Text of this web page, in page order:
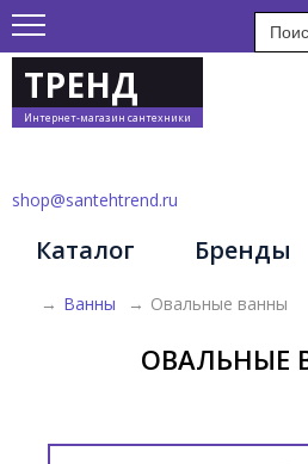
ТРЕНД
Интернет-магазин сантехники
shop@santehtrend.ru
Каталог Бренды
→ Ванны → Овальные ванны
ОВАЛЬНЫЕ